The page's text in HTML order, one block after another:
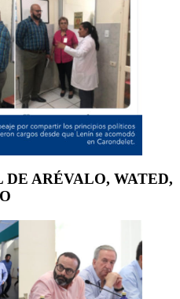
ARÉVALO, WATED,